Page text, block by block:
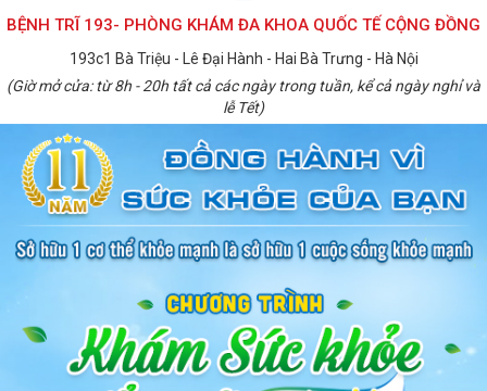
BỆNH TRĨ 193- PHÒNG KHÁM ĐA KHOA QUỐC TẾ CỘNG ĐỒNG
193c1 Bà Triệu - Lê Đại Hành - Hai Bà Trưng - Hà Nội
(Giờ mở cửa: từ 8h - 20h tất cả các ngày trong tuần, kể cả ngày nghỉ và
lễ Tết)